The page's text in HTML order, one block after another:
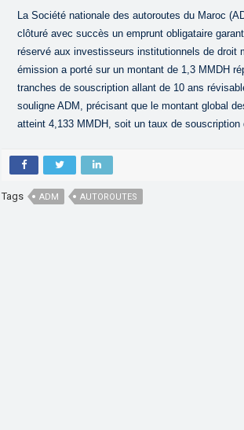
La Société nationale des autoroutes du Maroc
clôturé avec succès un emprunt obligataire
réservé aux investisseurs institutionnels de droit
émission a porté sur un montant de 1,3 MMDH
tranches de souscription allant de 10 ans
souligne ADM, précisant que le montant global
atteint 4,133 MMDH, soit un taux de souscription
Tags ADM AUTOROUTES